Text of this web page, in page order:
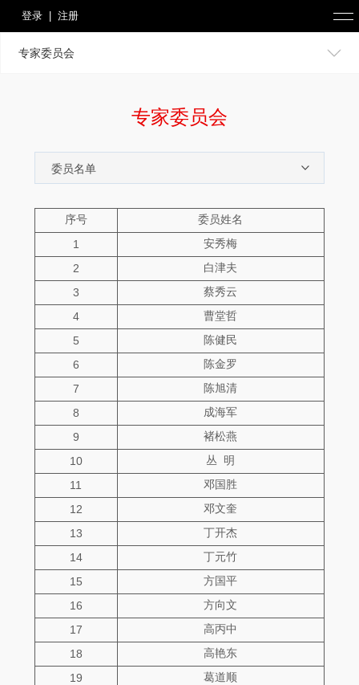
登录| 注册
专家委员会
专家委员会
序号
委员姓名
1
安秀梅
2
白津夫
3
蔡秀云
4
曹堂哲
5
陈健民
6
陈金罗
7
陈旭清
8
成海军
9
褚松燕
10
丛 明
11
邓国胜
12
邓文奎
13
丁开杰
14
丁元竹
15
方国平
16
方向文
17
高丙中
18
高艳东
19
葛道顺